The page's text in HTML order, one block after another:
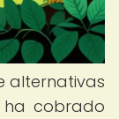
alternativas
ha cobrado